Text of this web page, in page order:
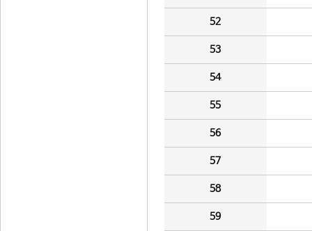
52
53
54
55
56
57
58
59